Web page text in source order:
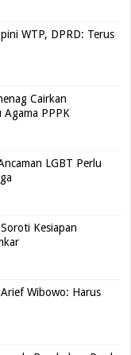
WTP, DPRD: Terus
Cairkan
Agama PPPK
LGBT Perlu
Kesiapan
Wibowo: Harus